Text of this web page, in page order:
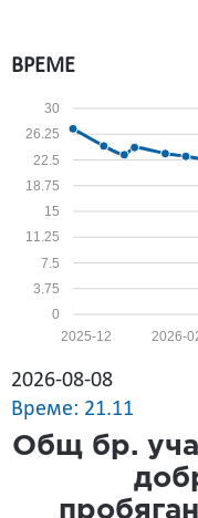
ВРЕМЕ
0
3.75
7.5
11.25
15
18.75
22.5
26.25
30
2026-
2025-12
2026-08-08
Време: 21.11
Общ бр.